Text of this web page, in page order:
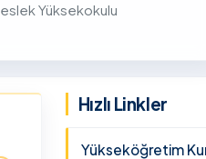
Yüksekokulu
Hızlı Linkler
Yükseköğretim